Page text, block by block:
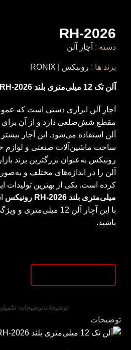
RH-2026
دسته : آچار آلن
برند ها : رونیکس | RONIX
آلن تک 12 میلی‌متری بلند RH-2026
مقطع شش‌ضلعی دارد و از آن برای
آلن استفاده می‌شود. این آچار
ساخت ماشین‌آلات صنعتی و لوازم
رونیکس به‌عنوان بزرگترین برند بازار
آلن را در اندازه‌های مختلف و
کرده است. یکی از بهترین تولیدات
میلی‌متری بلند RH-2026 رونیکس
با این آچار آلن 12
باشید.
توضیحاتتوضیحات
توضیحات